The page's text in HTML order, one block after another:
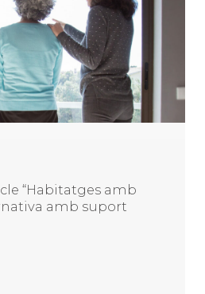
“Habitatges amb
amb suport